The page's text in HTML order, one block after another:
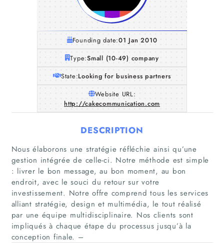
Home
Companies
Articles
Founding date:01 Jan 2010
Type:Small (10-49) company
State:Looking for business partners
Website URL:
http://cakecommunication.com
DESCRIPTION
Nous élaborons une stratégie réfléchie ainsi qu’une
gestion intégrée de celle-ci. Notre méthode est simple
: livrer le bon message, au bon moment, au bon
endroit, avec le souci du retour sur votre
investissement. Notre offre comprend tous les services
alliant stratégie, design et multimédia, le tout réalisé
par une équipe multidisciplinaire. Nos clients sont
impliqués à chaque étape du processus jusqu’à la
conception finale. –